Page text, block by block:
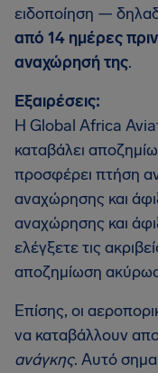
ειδοποίηση —
από 14 ημέρες
αναχώρησή της.
Εξαιρέσεις:
Η Global Africa
καταβάλει
προσφέρει πτήση
αναχώρησης και
αναχώρησης και
ελέγξετε τις
αποζημίωση
Επίσης, οι
να καταβάλλουν
ανάγκης. Αυτό